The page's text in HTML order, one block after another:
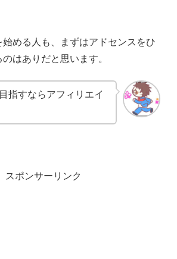
める人も、まずはアドセンスをひ
はありだと思います。
指すならアフィリエイ
スポンサーリンク